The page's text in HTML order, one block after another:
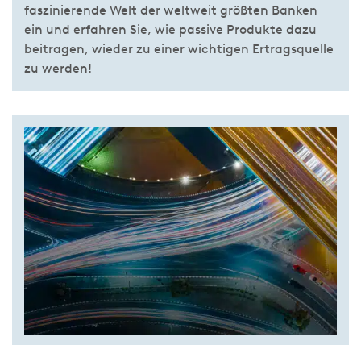
faszinierende Welt der weltweit größten Banken
ein und erfahren Sie, wie passive Produkte dazu
beitragen, wieder zu einer wichtigen Ertragsquelle
zu werden!